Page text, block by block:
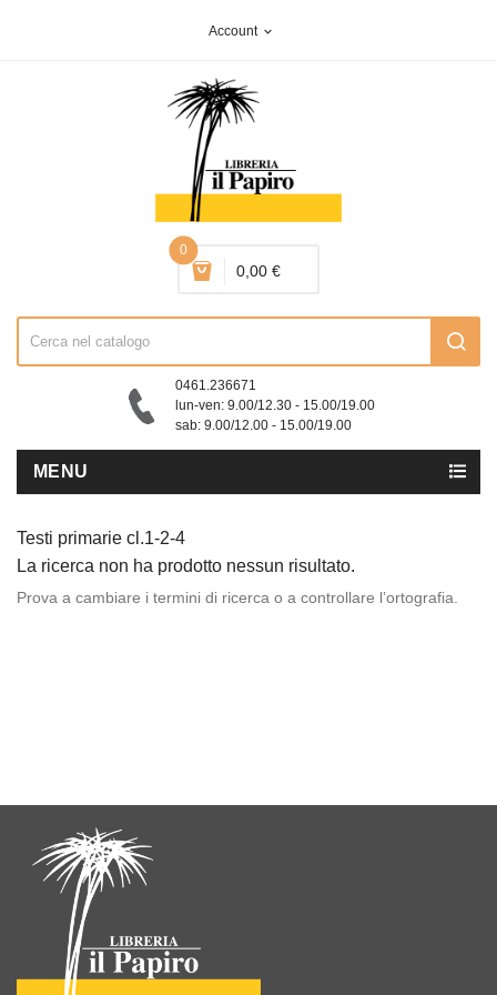
Account expand_more
0
0,00 €
0461.236671
lun-ven: 9.00/12.30 - 15.00/19.00
sab: 9.00/12.00 - 15.00/19.00
MENU
Testi primarie cl.1-2-4
La ricerca non ha prodotto nessun risultato.
Prova a cambiare i termini di ricerca o a controllare l’ortografia.